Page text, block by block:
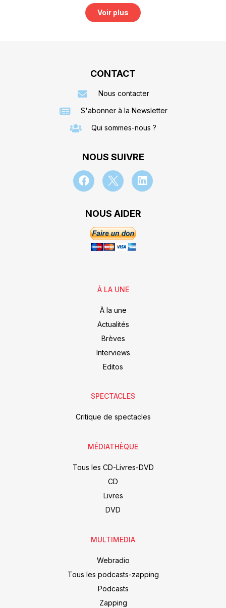
Voir plus
CONTACT
Nous contacter
S'abonner à la Newsletter
Qui sommes-nous ?
NOUS SUIVRE
NOUS AIDER
À LA UNE
À la une
Actualités
Brèves
Interviews
Editos
SPECTACLES
Critique de spectacles
MÉDIATHÈQUE
Tous les CD-Livres-DVD
CD
Livres
DVD
MULTIMEDIA
Webradio
Tous les podcasts-zapping
Podcasts
Zapping